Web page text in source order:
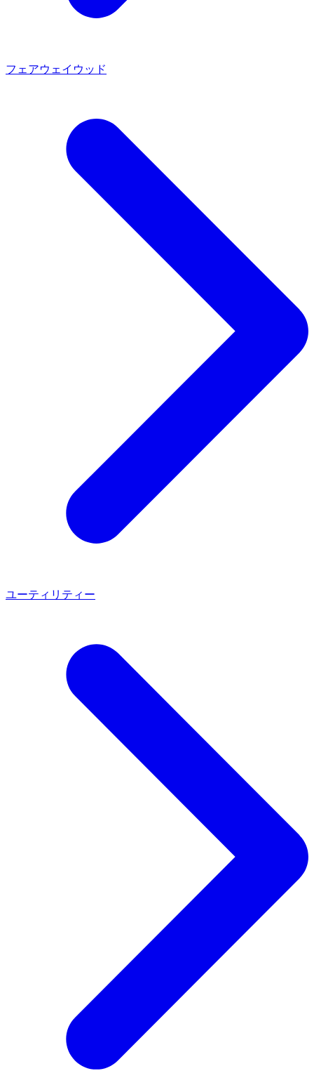
フェアウェイウッド
ユーティリティー